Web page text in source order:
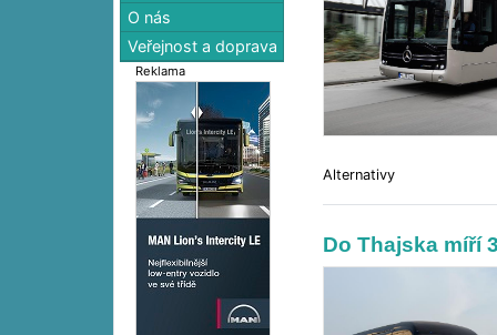
O nás
Veřejnost a doprava
Reklama
Alternativy
Do Thajska míří